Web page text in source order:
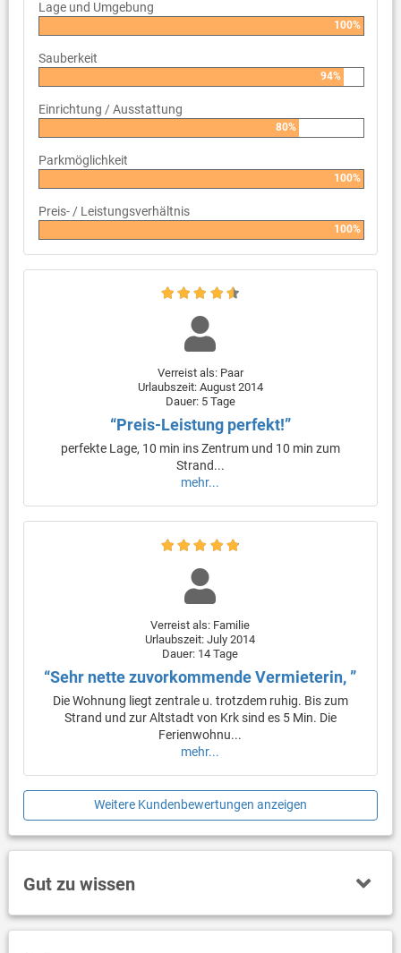
Lage und Umgebung
100%
Sauberkeit
94%
Einrichtung / Ausstattung
80%
Parkmöglichkeit
100%
Preis- / Leistungsverhältnis
100%
Verreist als: Paar
Urlaubszeit: August 2014
Dauer: 5 Tage
“Preis-Leistung perfekt!”
perfekte Lage, 10 min ins Zentrum und 10 min zum
Strand...
mehr...
Verreist als: Familie
Urlaubszeit: July 2014
Dauer: 14 Tage
“Sehr nette zuvorkommende Vermieterin, ”
Die Wohnung liegt zentrale u. trotzdem ruhig. Bis zum
Strand und zur Altstadt von Krk sind es 5 Min. Die
Ferienwohnu...
mehr...
Weitere Kundenbewertungen anzeigen
Gut zu wissen